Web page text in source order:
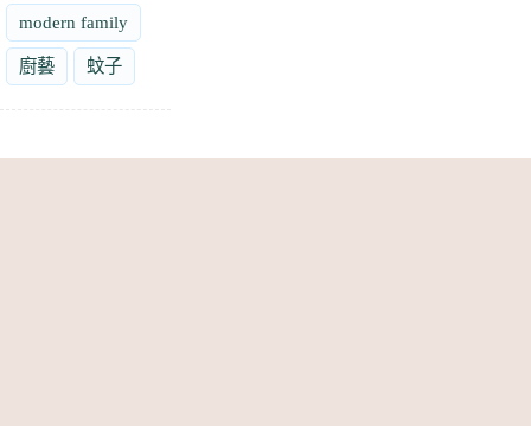
modern family
廚藝 蚊子